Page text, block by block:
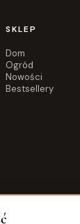
SKLEP
Dom
Ogród
Nowości
Bestsellery